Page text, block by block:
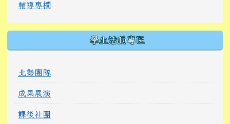
輔導專欄
學生活動專區
北勢團隊
成果展演
課後社團